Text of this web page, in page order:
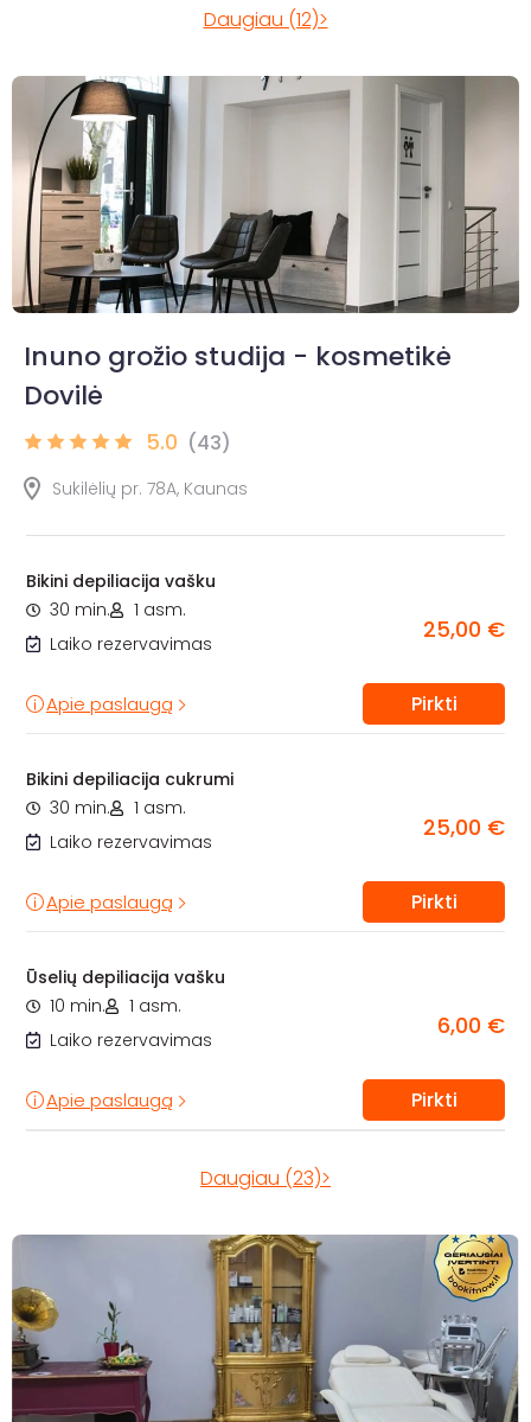
Daugiau (12)>
Inuno grožio studija - kosmetikė
Dovilė
5.0 (43)
Sukilėlių pr. 78A, Kaunas
Bikini depiliacija vašku
30 min.
1 asm.
Laiko rezervavimas
25,00 €
Apie paslaugą Pirkti
Bikini depiliacija cukrumi
30 min.
1 asm.
Laiko rezervavimas
25,00 €
Apie paslaugą Pirkti
Ūselių depiliacija vašku
10 min.
1 asm.
Laiko rezervavimas
6,00 €
Apie paslaugą Pirkti
Daugiau (23)>